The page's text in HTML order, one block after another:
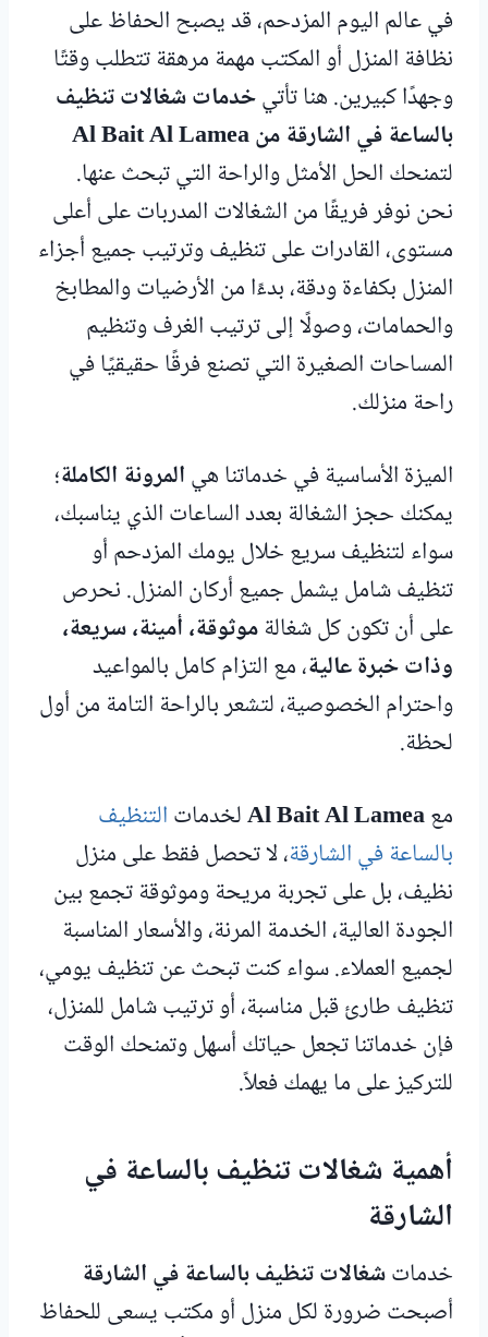
في عالم اليوم المزدحم، قد يصبح الحفاظ على
نظافة المنزل أو المكتب مهمة مرهقة تتطلب وقتًا
وجهدًا كبيرين. هنا تأتيخدمات شغالات تنظيف
بالساعة في الشارقة من Al Bait Al Lamea
لتمنحك الحل الأمثل والراحة التي تبحث عنها.
نحن نوفر فريقًا من الشغالات المدربات على أعلى
مستوى، القادرات على تنظيف وترتيب جميع أجزاء
المنزل بكفاءة ودقة، بدءًا من الأرضيات والمطابخ
والحمامات، وصولًا إلى ترتيب الغرف وتنظيم
المساحات الصغيرة التي تصنع فرقًا حقيقيًا في
راحة منزلك.
الميزة الأساسية في خدماتنا هيالمرونة الكاملة؛
يمكنك حجز الشغالة بعدد الساعات الذي يناسبك،
سواء لتنظيف سريع خلال يومك المزدحم أو
تنظيف شامل يشمل جميع أركان المنزل. نحرص
على أن تكون كل شغالةموثوقة، أمينة، سريعة،
وذات خبرة عالية، مع التزام كامل بالمواعيد
واحترام الخصوصية، لتشعر بالراحة التامة من أول
لحظة.
معAl Bait Al Lameaلخدماتالتنظيف
بالساعة في الشارقة، لا تحصل فقط على منزل
نظيف، بل على تجربة مريحة وموثوقة تجمع بين
الجودة العالية، الخدمة المرنة، والأسعار المناسبة
لجميع العملاء. سواء كنت تبحث عن تنظيف يومي،
تنظيف طارئ قبل مناسبة، أو ترتيب شامل للمنزل،
فإن خدماتنا تجعل حياتك أسهل وتمنحك الوقت
للتركيز على ما يهمك فعلاً.
أهمية شغالات تنظيف بالساعة في
الشارقة
خدماتشغالات تنظيف بالساعة في الشارقة
أصبحت ضرورة لكل منزل أو مكتب يسعى للحفاظ